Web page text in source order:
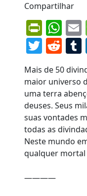
Compartilhar
Mais de 50
maior universo
uma terra
deuses. Seus
suas vontades
todas as
Neste mundo
qualquer
————